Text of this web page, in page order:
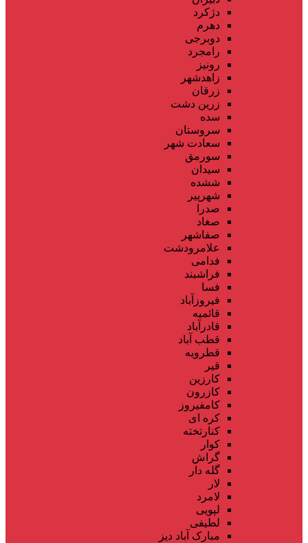
دژکرد
دهرم
دوبرجی
رامجرد
رونیز
زاهدشهر
زرقان
زرین دشت
سده
سروستان
سعادت شهر
سورمق
سیدان
ششده
شهرپیر
صدرا
صغاد
صفاشهر
علامرودشت
فدامی
فراشبند
فسا
فیروزآباد
قائمیه
قادرآباد
قطب آباد
قطرویه
قیر
کارزین
کازرون
کامفیروز
کره ای
کنارتخته
کوار
گراش
گله دار
لار
لامرد
لپویی
لطیفی
مبارک آباد دیز